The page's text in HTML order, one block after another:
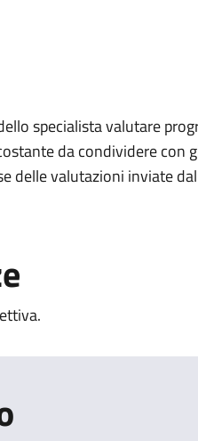
specialista valutare
da condividere con
delle valutazioni inviate